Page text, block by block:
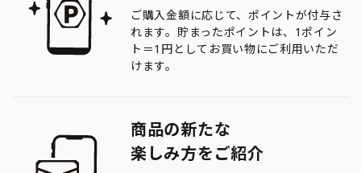
ご購入金額に応じて、ポイントが付与さ
れます。貯まったポイントは、1ポイン
ト＝1円としてお買い物にご利用いただ
けます。
商品の新たな
楽しみ方をご紹介